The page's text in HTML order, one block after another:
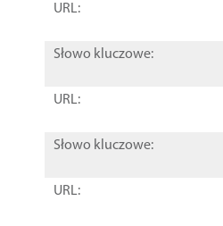
URL:
Słowo kluczowe:
URL:
Słowo kluczowe:
URL: